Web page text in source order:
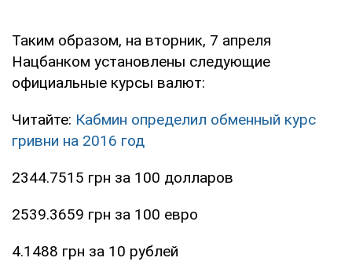
Таким образом, на вторник, 7 апреля
Нацбанком установлены следующие
официальные курсы валют:
Читайте: Кабмин определил обменный курс
гривни на 2016 год
2344.7515 грн за 100 долларов
2539.3659 грн за 100 евро
4.1488 грн за 10 рублей